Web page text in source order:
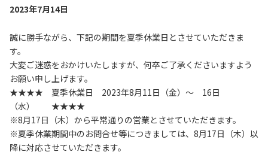
2023年7月14日
誠に勝手ながら、下記の期間を夏季休業日とさせていただきま
す。
大変ご迷惑をおかけいたしますが、何卒ご了承くださいますよう
お願い申し上げます。
★★★★ 夏季休業日 2023年8月11日（金）～ 16日
（水） ★★★★
※8月17日（木）から平常通りの営業とさせていただきます。
※夏季休業期間中のお問合せ等につきましては、8月17日（木）以
降に対応させていただきます。